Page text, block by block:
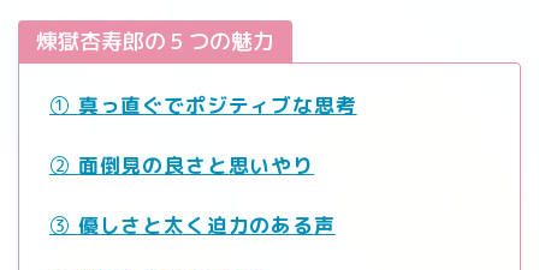
煉󠄁獄杏寿郎の５つの魅力
① 真っ直ぐでポジティブな思考
② 面倒見の良さと思いやり
③ 優しさと太く迫力のある声